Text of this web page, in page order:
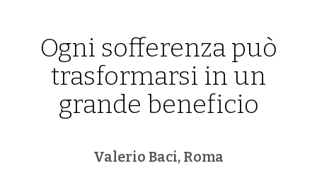
Ogni sofferenza può
trasformarsi in un
grande beneficio
Valerio Baci, Roma